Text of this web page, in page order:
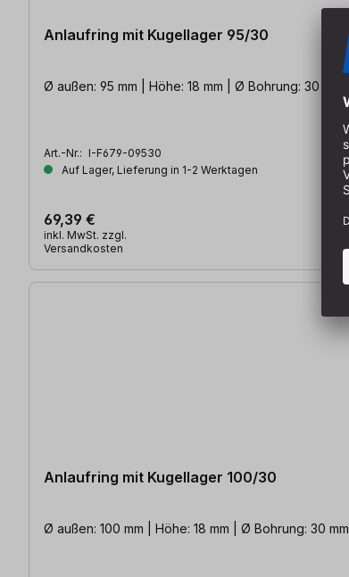
Anlaufring mit Kugellager 95/30
Ø außen: 95 mm | Höhe: 18 mm | Ø Bohrung: 30 mm
Art.-Nr.: I-F679-09530
Auf Lager, Lieferung in 1-2 Werktagen
69,39 €
inkl. MwSt. zzgl.
Versandkosten
Anlaufring mit Kugellager 100/30
Ø außen: 100 mm | Höhe: 18 mm | Ø Bohrung: 30 mm